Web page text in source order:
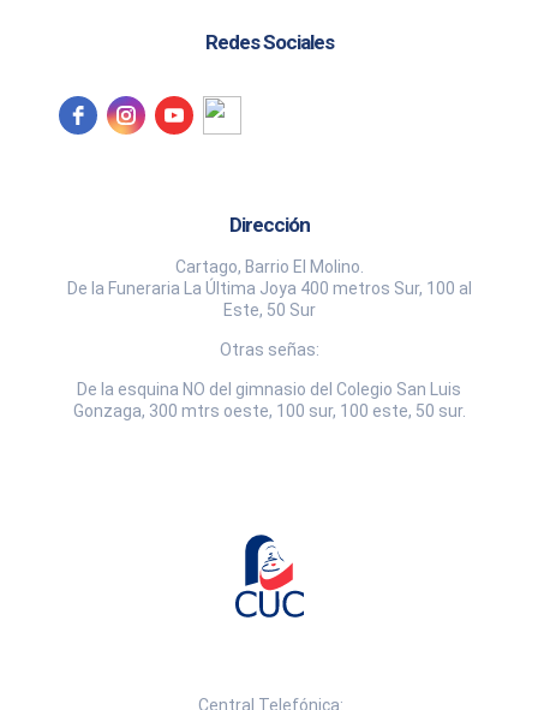
Redes Sociales
Dirección
Cartago, Barrio El Molino.
De la Funeraria La Última Joya 400 metros Sur, 100 al
Este, 50 Sur
Otras señas:
De la esquina NO del gimnasio del Colegio San Luis
Gonzaga, 300 mtrs oeste, 100 sur, 100 este, 50 sur.
Central Telefónica: